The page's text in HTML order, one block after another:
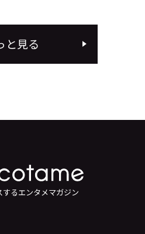
と見る
するエンタメマガジン